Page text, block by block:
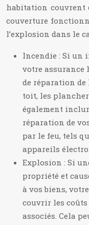
habitation couvrent
couverture
l’explosion dans le
Incendie : Si un
votre
de réparation
toit, les
également
réparation de
par le feu, tels
appareils
Explosion : Si
propriété et
à vos biens,
couvrir les coûts
associés. Cela